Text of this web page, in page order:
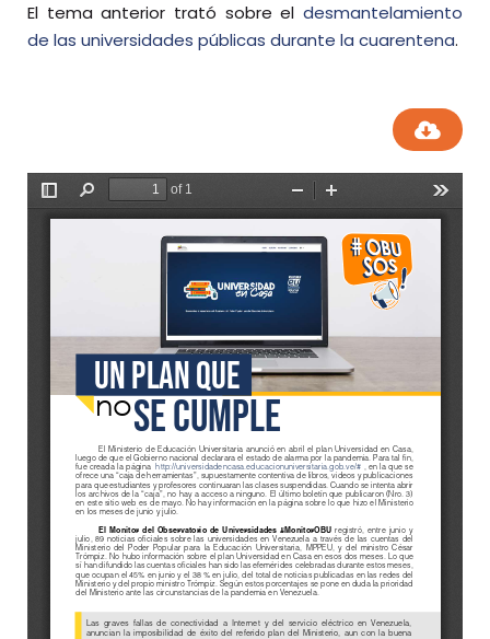
El tema anterior trató sobre el desmantelamiento
de las universidades públicas durante la cuarentena.